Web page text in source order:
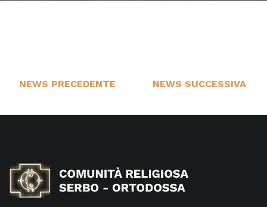
NEWS PRECEDENTE NEWS SUCCESSIVA